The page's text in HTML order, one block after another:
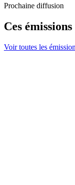
Prochaine diffusion
Ces
Voir toutes les